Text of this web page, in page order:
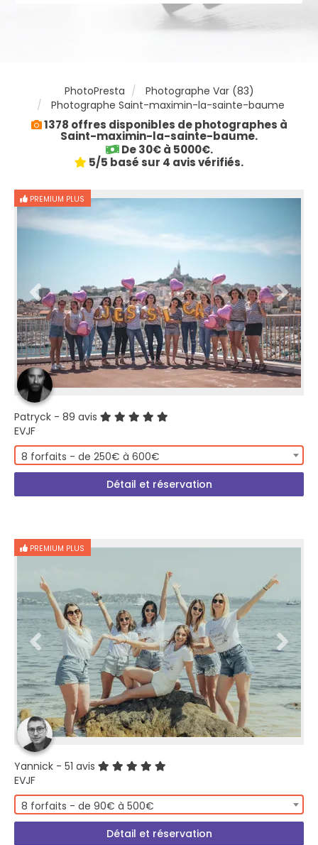
PhotoPresta
Photographe Var (83)
Photographe Saint-maximin-la-sainte-baume
1378 offres disponibles de photographes à
Saint-maximin-la-sainte-baume.
De 30€ à 5000€.
5/5 basé sur 4 avis vérifiés.
PREMIUM PLUS
Patryck - 89 avis
EVJF
8 forfaits - de 250€ à 600€
Détail et réservation
PREMIUM PLUS
Yannick - 51 avis
EVJF
8 forfaits - de 90€ à 500€
Détail et réservation